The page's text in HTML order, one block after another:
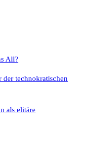
All?
der technokratischen
als elitäre